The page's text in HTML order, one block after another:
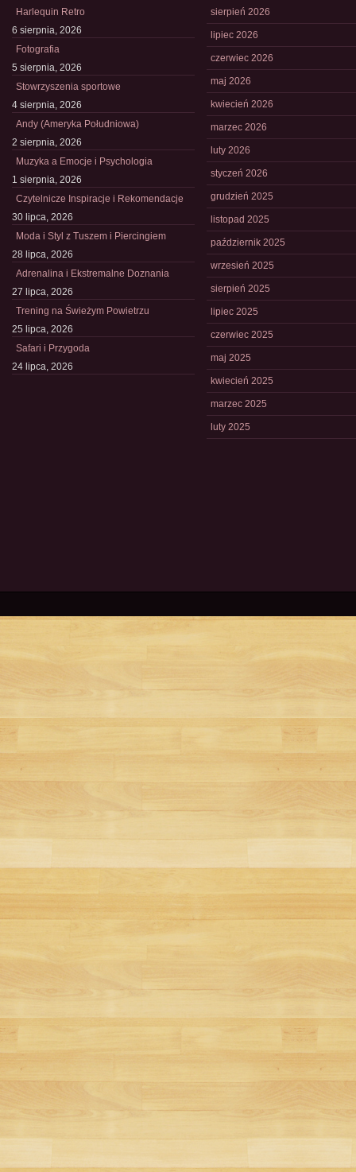
Harlequin Retro
6 sierpnia, 2026
Fotografia
5 sierpnia, 2026
Stowrzyszenia sportowe
4 sierpnia, 2026
Andy (Ameryka Południowa)
2 sierpnia, 2026
Muzyka a Emocje i Psychologia
1 sierpnia, 2026
Czytelnicze Inspiracje i Rekomendacje
30 lipca, 2026
Moda i Styl z Tuszem i Piercingiem
28 lipca, 2026
Adrenalina i Ekstremalne Doznania
27 lipca, 2026
Trening na Świeżym Powietrzu
25 lipca, 2026
Safari i Przygoda
24 lipca, 2026
sierpień 2026
lipiec 2026
czerwiec 2026
maj 2026
kwiecień 2026
marzec 2026
luty 2026
styczeń 2026
grudzień 2025
listopad 2025
październik 2025
wrzesień 2025
sierpień 2025
lipiec 2025
czerwiec 2025
maj 2025
kwiecień 2025
marzec 2025
luty 2025